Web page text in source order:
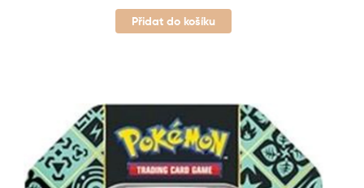
Přidat do košíku